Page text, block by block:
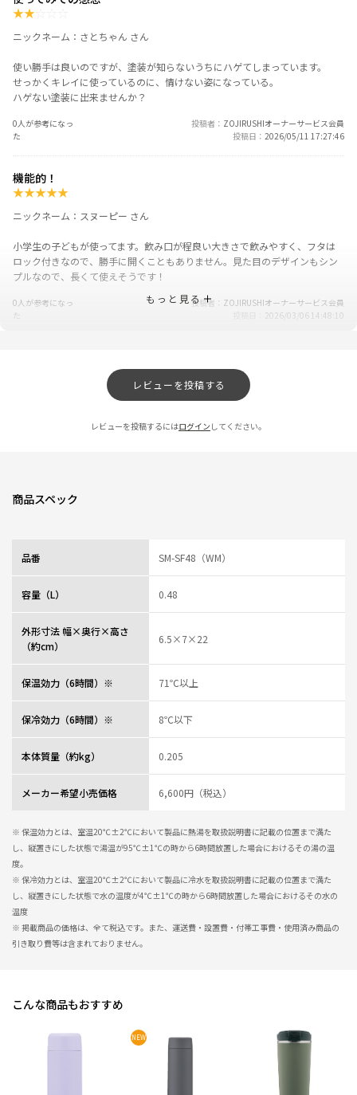
★★
ニックネーム：さとちゃん さん
使い勝手は良いのですが、塗装が知らないうちにハゲてしまっています。
せっかくキレイに使っているのに、情けない姿になっている。
ハゲない塗装に出来ませんか？
0人が参考になっ
た
投稿者
ZOJIRUSHIオーナーサービス会員
投稿日
2026/05/11 17:27:46
機能的！
★★★★★
ニックネーム：スヌーピー さん
小学生の子どもが使ってます。飲み口が程良い大きさで飲みやすく、フタは
ロック付きなので、勝手に開くこともありません。見た目のデザインもシン
プルなので、長くて使えそうです！
0人が参考になっ
た
投稿者
ZOJIRUSHIオーナーサービス会員
2026/03/06 14:48:10
ニックネーム：横浜パトリシア さん
以前のシリーズよりも更に軽くなって、持ち運びも楽になりました。色はホ
た
★★★
ニックネーム：JALCyukyo さん
注ぎ口が工夫してあり、空気が十分に混ざってくるので、大量に飲んだよう
ペットボトル１本を飲んだ気分で、実は１５０CC程度だったのは、感動もの
です。
0人が参考になっ
投稿者
もっと見る
レビュー一覧
レビューを投稿する
レビューを投稿するにはログイン してください。
商品スペック
品番 SM-SF48（WM）
容量（L） 0.48
外形寸法 幅×奥行×高さ
（約cm）
6.5×7×22
保温効力（6時間）※ 71℃以上
保冷効力（6時間）※ 8℃以下
本体質量（約kg） 0.205
メーカー希望小売価格 6,600円（税込）
※ 保温効力とは、室温20℃±2℃において製品に熱湯を取扱説明書に記載の位置まで満た
し、縦置きにした状態で湯温が95℃±1℃の時から6時間放置した場合におけるその湯の温
度。
※ 保冷効力とは、室温20℃±2℃において製品に冷水を取扱説明書に記載の位置まで満た
し、縦置きにした状態で水の温度が4℃±1℃の時から6時間放置した場合におけるその水の
温度
※ 掲載商品の価格は、全て税込です。また、運送費・設置費・付帯工事費・使用済み商品の
引き取り費等は含まれておりません。
こんな商品もおすすめ
NEW